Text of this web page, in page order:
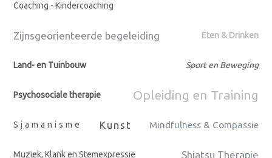
Coaching - Kindercoaching
Zijnsgeörienteerde begeleiding Eten & Drinken
Land- en Tuinbouw Sport en Beweging
Psychosociale therapie Opleiding en Training
Sjamanisme Kunst Mindfulness & Compassie
Muziek, Klank en Stemexpressie Shiatsu Therapie